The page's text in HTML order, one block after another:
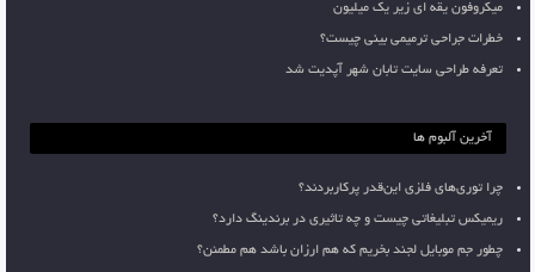
میکروفون یقه ای زیر یک میلیون
خطرات جراحی ترمیمی بینی چیست؟
تعرفه طراحی سایت تابان شهر آپدیت شد
آخرین آلبوم ها
چرا توری‌های فلزی این‌قدر پرکاربردند؟
ریمیکس تبلیغاتی چیست و چه تاثیری در برندینگ دارد؟
چطور جم موبایل لجند بخریم که هم ارزان باشد هم مطمئن؟